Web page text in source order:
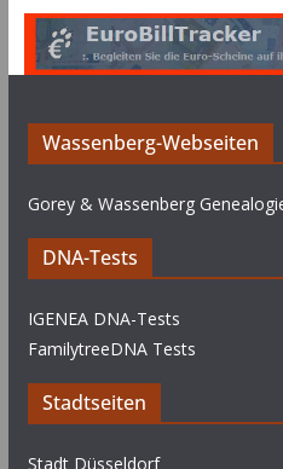
Wassenberg-Webseiten
Gorey & Wassenberg
DNA-Tests
IGENEA DNA-Tests
FamilytreeDNA Tests
Stadtseiten
Stadt Düsseldorf